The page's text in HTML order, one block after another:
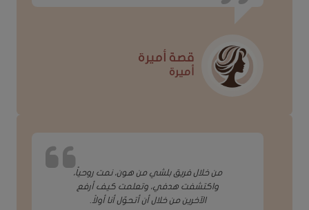
قصة أميرة
أميرة
من خلال فريق بلشي من هون، نمت روحياً،
واكتشفت هدفي، وتعلمت كيف أرفع
الآخرين من خلال أن أتحوّل أنا أولاً.